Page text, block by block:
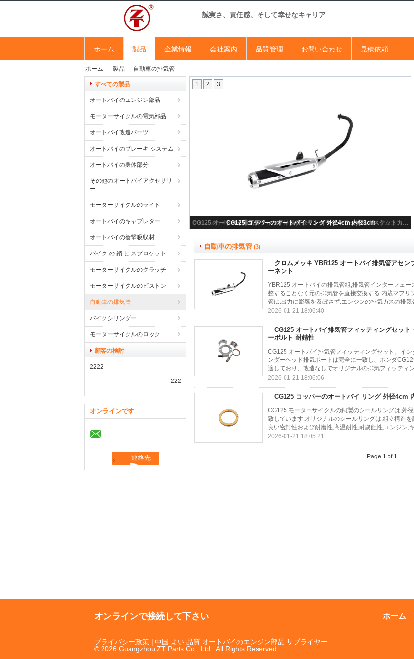
誠実さ、責任感、そして幸せなキャリア
ホーム 製品 企業情報 会社案内 品質管理 お問い合わせ 見積依頼
ホーム 製品 自動車の排気管
すべての製品
オートバイのエンジン部品
モーターサイクルの電気部品
オートバイ改造パーツ
オートバイのブレーキ システム
オートバイの身体部分
その他のオートバイアクセサリ
ー
モーターサイクルのライト
オートバイのキャブレター
オートバイの衝撃吸収材
バイク の 鎖 と スプロケット
モーターサイクルのクラッチ
モーターサイクルのピストン
自動車の排気管
バイクシリンダー
モーターサイクルのロック
顧客の検討
2222
—— 222
オンラインです
クロムメッキ YBR125 オートバイ排気管アセンブリ マフラー排気システムコンポーネント
CG125 オートバイ排気管フィッティングセット インターフェースガスケットカラーボルト 耐錆性
CG125 コッパーのオートバイ リング 外径4cm 内径3cm
1 2 3
自動車の排気管 (3)
クロムメッキ YBR125 オートバイ排気管アセン
ーネント
YBR125 オートバイの排気管組,排気管インターフェ
整することなく元の排気管を直接交換する.内蔵マフ
管は,出力に影響を及ぼさず,エンジンの排気ガスの排
2026-01-21 18:06:40
CG125 オートバイ排気管フィッティングセット
ーボルト 耐錆性
CG125 オートバイ排気管フィッティングセット。イ
ンダーヘッド排気ポートは完全に一致し、ホンダ
適しており、改造なしでオリジナルの排気フィッティ
2026-01-21 18:06:06
CG125 コッパーのオートバイ リング 外径4cm
CG125 モーターサイクルの銅製のシールリングは,外
致しています.オリジナルのシールリングは,組立構造
良い密封性および耐磨性,高温耐性,耐腐蝕性,エンジン,
2026-01-21 18:05:21
Page 1 of 1
オンラインで接続して下さい ホーム
プライバシー政策 | 中国 よい 品質 オートバイのエンジン部品 サプライヤー.
© 2026 Guangzhou ZT Parts Co., Ltd.. All Rights Reserved.